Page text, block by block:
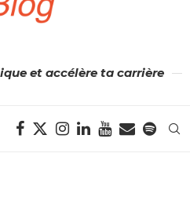
et accélère ta carrière